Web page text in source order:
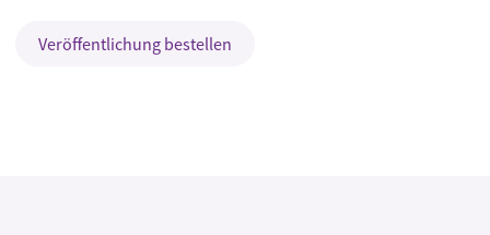
Veröffentlichung bestellen